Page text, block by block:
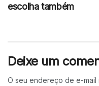
escolha também
Deixe um
O seu endereço de e-mail